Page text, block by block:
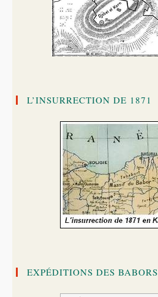
L’INSURRECTION DE 1871
EXPÉDITIONS DES BABORS